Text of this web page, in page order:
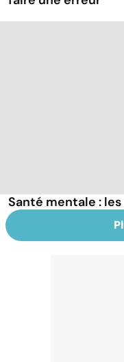
Santé mentale :